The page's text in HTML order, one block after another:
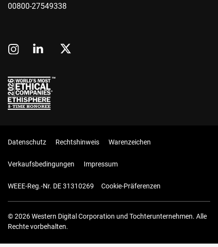
00800-27549338
Datenschutz Rechtshinweis Warenzeichen
Verkaufsbedingungen Impressum
WEEE-Reg.-Nr. DE 31310269 Cookie-Präferenzen
© 2026 Western Digital Corporation und Tochterunternehmen. Alle
Rechte vorbehalten.